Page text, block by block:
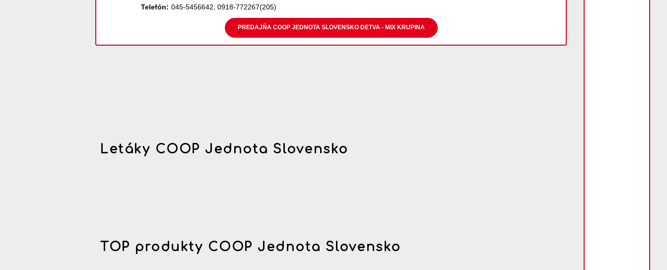
Telefón: 045-5456642, 0918-772267(205)
PREDAJŇA COOP JEDNOTA SLOVENSKO DETVA - MIX KRUPINA
Letáky COOP Jednota Slovensko
TOP produkty COOP Jednota Slovensko